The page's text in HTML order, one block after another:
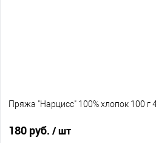
Пряжа "Нарцисс" 100% хлопок 100 г
180 руб. / шт